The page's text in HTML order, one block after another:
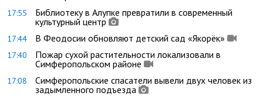
17:55
Библиотеку в Алупке превратили в современный
культурный центр
17:44 В Феодосии обновляют детский сад «Якорёк»
17:40
Пожар сухой растительности локализовали в
Симферопольском районе
17:08
Симферопольские спасатели вывели двух человек из
задымленного подъезда